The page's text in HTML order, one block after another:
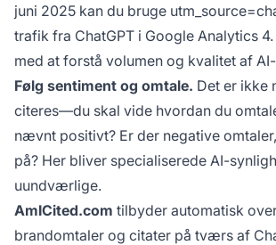
juni 2025 kan du bruge
trafik fra ChatGPT i Google Analytics
med at forstå volumen og kvalitet af
Følg sentiment og omtale. Det er ikke
citeres—du skal vide hvordan du
nævnt positivt? Er der negative
på? Her bliver specialiserede AI-
uundværlige.
AmICited.com tilbyder automatisk
brandomtaler og citater på tværs af